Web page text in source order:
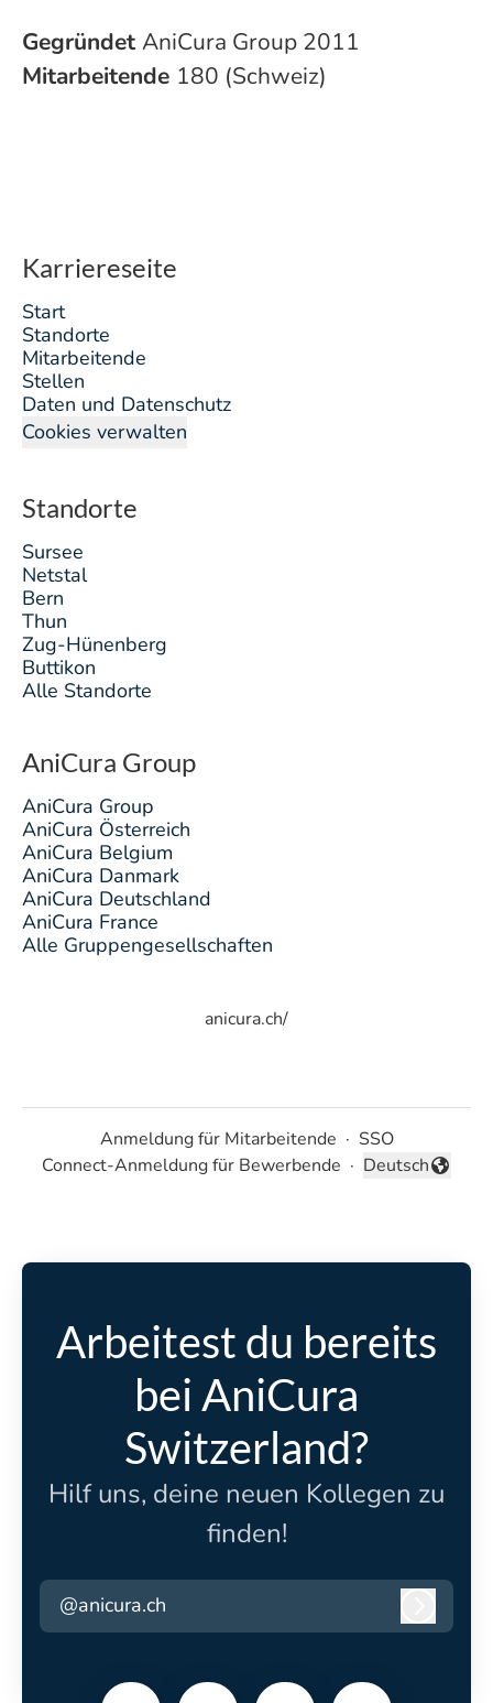
GegründetAniCura Group 2011
Mitarbeitende 180 (Schweiz)
Karriereseite
Start
Standorte
Mitarbeitende
Stellen
Daten und Datenschutz
Cookies verwalten
Standorte
Sursee
Netstal
Bern
Thun
Zug-Hünenberg
Buttikon
Alle Standorte
AniCura Group
AniCura Group
AniCura Österreich
AniCura Belgium
AniCura Danmark
AniCura Deutschland
AniCura France
Alle Gruppengesellschaften
anicura.ch/
Anmeldung für Mitarbeitende · SSO
Connect-Anmeldung für Bewerbende · Sprache ändern
Deutsch
Arbeitest du bereits
bei AniCura
Switzerland?
Hilf uns, deine neuen Kollegen zu
finden!
@anicura.ch